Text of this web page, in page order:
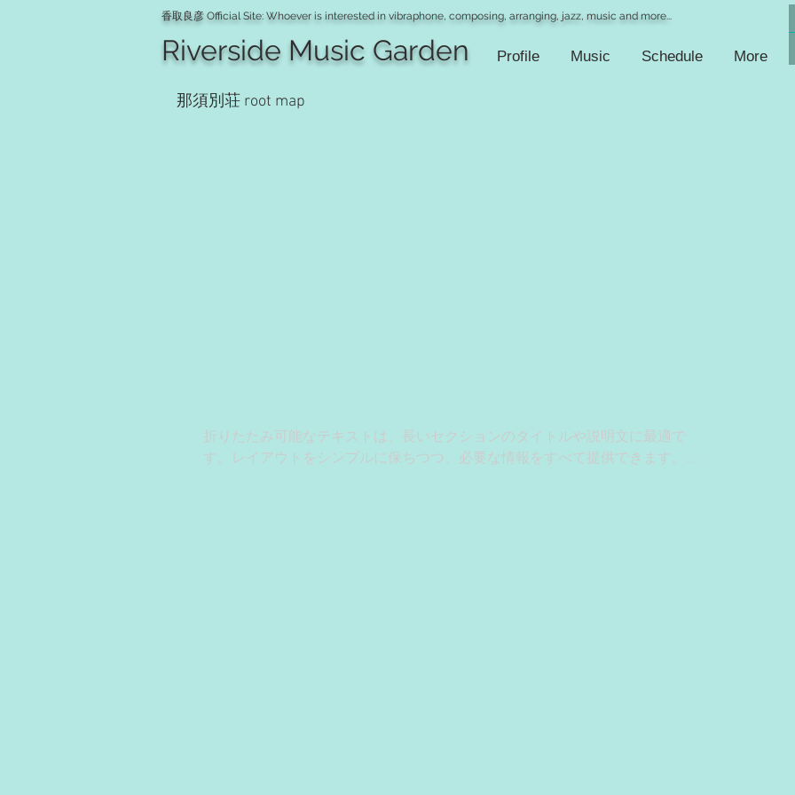
香取良彦 Official Site: Whoever is interested in vibraphone, composing, arranging, jazz, music and more...
Riverside Music Garden Profile Music Schedule More
那須別荘 root map
折りたたみ可能なテキストは、長いセクションのタイトルや説明文に最適で
す。レイアウトをシンプルに保ちつつ、必要な情報をすべて提供できます。テ